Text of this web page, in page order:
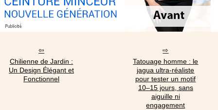
Chilienne de Jardin :
Un Design Élégant et
Fonctionnel
Tatouage homme : le
jagua ultra‑réaliste
pour tester un motif
10–15 jours, sans
aiguille ni
engagement